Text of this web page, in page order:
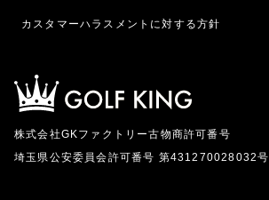
カスタマーハラスメントに対する方針
株式会社GKファクトリー古物商許可番号
埼玉県公安委員会許可番号 第431270028032号